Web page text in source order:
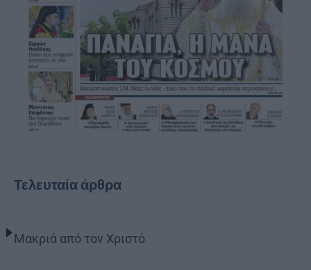
Τελευταία άρθρα
Μακριά από τον Χριστό